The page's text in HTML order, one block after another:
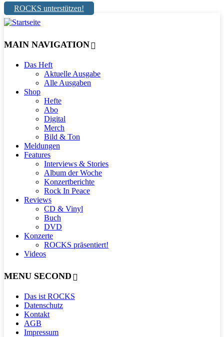
ROCKS unterstützen!
MAIN NAVIGATION
Das Heft
Aktuelle Ausgabe
Alle Ausgaben
Shop
Hefte
Abo
Digital
Merch
Bild & Ton
Meldungen
Features
Interviews & Stories
Album der Woche
Konzertberichte
Rock In Peace
Reviews
CD & Vinyl
Buch
DVD
Konzerte
ROCKS präsentiert!
Videos
MENU SECOND
Das ist ROCKS
Datenschutz
Kontakt
AGB
Impressum